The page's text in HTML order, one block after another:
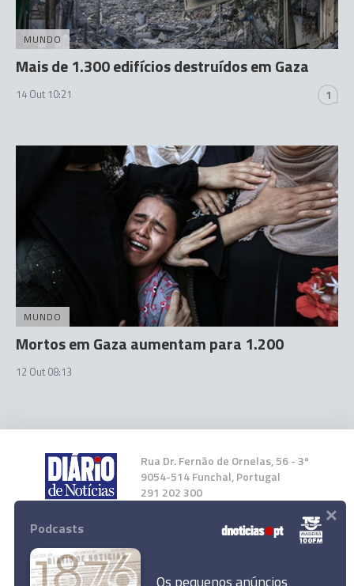
MUNDO
Mais de 1.300 edifícios destruídos em Gaza
14 Out 10:21 1
MUNDO
Mortos em Gaza aumentam para 1.200
12 Out 08:13
Rua Dr. Fernão de Ornelas, 56 - 3º
9054-514 Funchal, Portugal
291 202 300
Instale a nossa App
Podcasts
Os pequenos anúncios
×